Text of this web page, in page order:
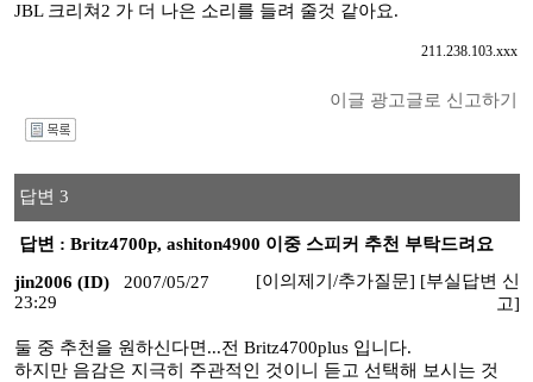
JBL 크리쳐2 가 더 나은 소리를 들려 줄것 같아요.
211.238.103.xxx
이글 광고글로 신고하기
답변 3
답변 : Britz4700p, ashiton4900 이중 스피커 추천 부탁드려요
jin2006 (ID)
2007/05/27
23:29
[이의제기/추가질문] [부실답변 신
고]
둘 중 추천을 원하신다면...전 Britz4700plus 입니다.
하지만 음감은 지극히 주관적인 것이니 듣고 선택해 보시는 것